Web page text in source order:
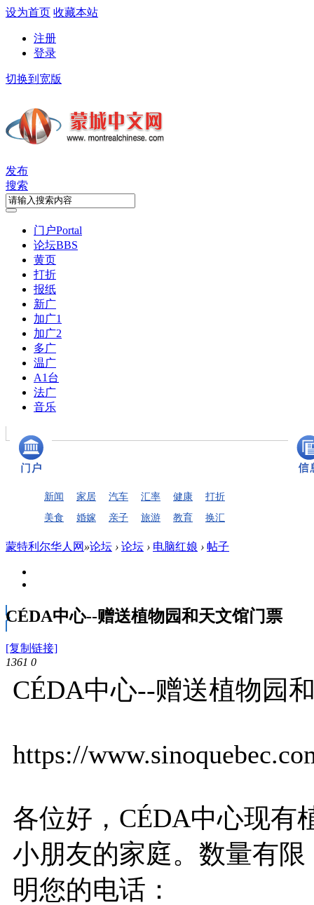
设为首页 收藏本站
注册
登录
切换到宽版
发布
搜索
门户Portal
论坛BBS
黄页
打折
报纸
新广
加广1
加广2
多广
温广
A1台
法广
音乐
新闻 家居 汽车 汇率 健康
打折
美食
婚嫁 亲子 旅游 教育 换汇
蒙特利尔华人网 »论坛 › 论坛 › 电脑红娘 › 帖子
CÉDA中心--赠送植物园和天文馆门票
[复制链接]
1361 0
CÉDA中心--赠送植物园
https://
各位好，CÉDA中心现有
小朋友的家庭。数量有
明您的电话：